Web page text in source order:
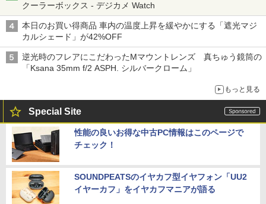
クーラーボックス - デジカメ Watch
本日のお買い得商品 車内の温度上昇を緩やかにする「遮光マジ
カルシェード」が42%OFF
逆光時のフレアにこだわったMマウントレンズ 真ちゅう鏡筒の
「Ksana 35mm f/2 ASPH. シルバークローム」
もっと見る
Special Site
性能の良いお得な中古PC情報はこのページで
チェック！
SOUNDPEATSのイヤカフ型イヤフォン「UU2
イヤーカフ」をイヤカフマニアが語る